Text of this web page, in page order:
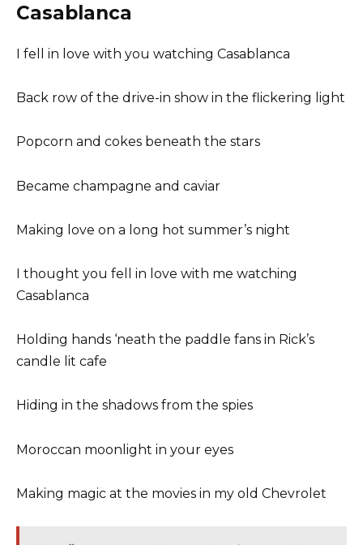
Casablanca
I fell in love with you watching Casablanca
Back row of the drive-in show in the flickering light
Popcorn and cokes beneath the stars
Became champagne and caviar
Making love on a long hot summer’s night
I thought you fell in love with me watching
Casablanca
Holding hands ‘neath the paddle fans in Rick’s
candle lit cafe
Hiding in the shadows from the spies
Moroccan moonlight in your eyes
Making magic at the movies in my old Chevrolet